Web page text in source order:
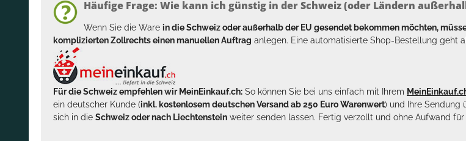
Häufige Frage: Wie kann ich günstig in der Schweiz (oder Ländern
Wenn Sie die Ware in die Schweiz oder außerhalb der EU gesendet bekommen möchten,
komplizierten Zollrechts einen manuellen Auftrag anlegen. Eine automatisierte Shop-Bestellung geht
Für die Schweiz empfehlen wir MeinEinkauf.ch: So können Sie bei uns einfach mit Ihrem
ein deutscher Kunde (inkl. kostenlosem deutschen Versand ab 250 Euro Warenwert) und Ihre Sendung
sich in die Schweiz oder nach Liechtenstein weiter senden lassen. Fertig verzollt und ohne Aufwand für